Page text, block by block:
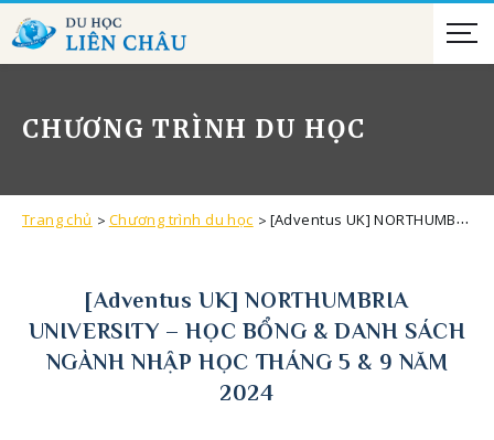
CHƯƠNG TRÌNH DU HỌC
Trang chủ Chương trình du học [Adventus UK] NORTHUMBRIA UNIVERSITY – HỌC BỔNG & DANH SÁCH NGÀNH NHẬP HỌC THÁNG 5 & 9 NĂM 2024
[Adventus UK] NORTHUMBRIA
UNIVERSITY – HỌC BỔNG & DANH SÁCH
NGÀNH NHẬP HỌC THÁNG 5 & 9 NĂM
2024